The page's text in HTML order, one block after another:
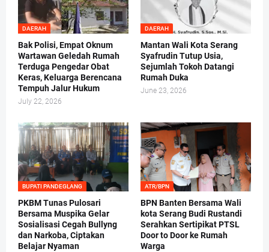
DAERAH
Bak Polisi, Empat Oknum
Wartawan Geledah Rumah
Terduga Pengedar Obat
Keras, Keluarga Berencana
Tempuh Jalur Hukum
July 22, 2026
DAERAH
Mantan Wali Kota Serang
Syafrudin Tutup Usia,
Sejumlah Tokoh Datangi
Rumah Duka
June 23, 2026
BUPATI PANDEGLANG
PKBM Tunas Pulosari
Bersama Muspika Gelar
Sosialisasi Cegah Bullyng
dan Narkoba, Ciptakan
Belajar Nyaman
ATR/BPN
BPN Banten Bersama Wali
kota Serang Budi Rustandi
Serahkan Sertipikat PTSL
Door to Door ke Rumah
Warga